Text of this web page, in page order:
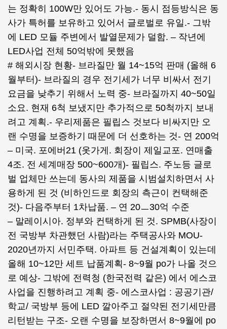
는 정확히 100W만 있어도 가능.- 동시 점등방식은 동
사가 특허를 보유하고 있어서 글로벌로 유일.- 그밖
에 LED 모듈 주변에서 발열문제가 덜함. – 작년에
LED사업 전체 50억밖에 못했음
# 해외시장 현황- 브라질만 월 14~15억 판매 (올해 6
월부터)- 브라질의 경우 전기세가 너무 비싸서 전기
요금을 낮추기 위해서 노력 중- 브라질까지 40~50일
소요. 현재 6척 보냈지만 추가적으로 50척까지 보내
려고 계획.- 우리제품은 필립스 것보다 비싸지만 오
랜 수명을 보증하기 때문에 더 선호하는 것- 연 200억
– 미국. 포에버21 (옷가게. 회장이 제일교포. 연매출
4조. 전 세계매장 500~600개)- 필립스. 주노등 글로
벌 업체만 쓰는데 동사의 제품을 시범설치하면서 사
용하게 된 것 (비하인드로 회장의 측근이 컨택해준
것)- 다음주부터 1차납품. – 연 20ㅡ30억 수준
– 말레이시아. 정부와 컨택하게 된 것. SPMB(사장이
전 국방부 차관했던 사람)라는 주택공사와 MOU-
2020년까지 서민주택. 아파트 등 건설계획이 있는데
올해 10~12만 세트 납품계획- 8~9월 po가 나올 것으
로 예상- 그밖에 전력청 (한국전력 같은) 에서 에스코
사업을 진행하려고 계획 중- 에스코사업 : 공공기관/
학교/ 국방부 등에 LED 깔아주고 절약된 전기세만큼
리턴받는 구조- 오랜 수명을 보장하면서 8~9월에 po